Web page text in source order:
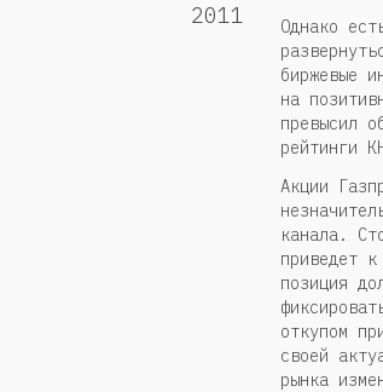
2011
Однако
биржевые
на
превысил
рейтинги
Акции
канала.
приведет
позиция
откупом
своей
рынка